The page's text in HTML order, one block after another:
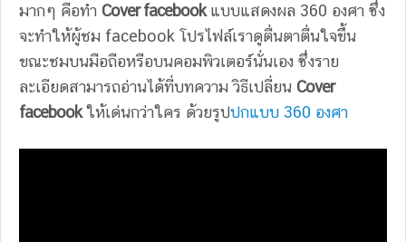
มากๆ คือทำ Cover facebookแบบแสดงผล 360 องศา ซึ่ง
จะทำให้ผู้ชม facebook โปรไฟล์เราดูตื่นตาตื่นใจขึ้น
ขณะชมบนมือถือหรือบนคอมพิวเตอร์นั่นเอง ซึ่งราย
ละเอียดสามารถอ่านได้ที่บทความ วิธีเปลี่ยน Cover
facebookให้เด่นกว่าใคร ด้วยรูปปกแบบ 360 องศา